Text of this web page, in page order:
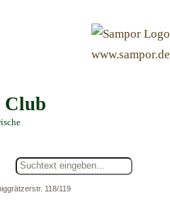
Club
www.sampor.de
118/119